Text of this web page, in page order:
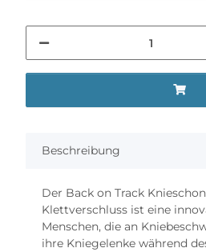
Beschreibung
Der Back on Track
Klettverschluss ist eine
Menschen, die an
ihre Kniegelenke während